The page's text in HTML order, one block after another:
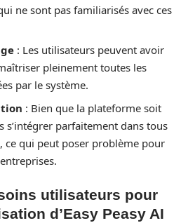
ne sont pas familiarisés avec ces
: Les utilisateurs peuvent avoir
pleinement toutes les
par le système.
: Bien que la plateforme soit
s’intégrer parfaitement dans tous
ce qui peut poser problème pour
utilisateurs pour
d’Easy Peasy AI